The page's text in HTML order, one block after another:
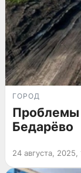
ГОРОД
Проблемы
Бедарёво
24 августа, 2025,